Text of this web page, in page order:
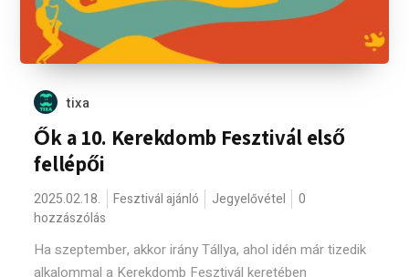
tixa
Ők a 10. Kerekdomb Fesztivál első
fellépői
2025.02.18. Fesztivál ajánló Jegyelővétel
0
hozzászólás
Ha szeptember, akkor irány Tállya, ahol idén már tizedik
alkalommal a Kerekdomb Fesztivál keretében